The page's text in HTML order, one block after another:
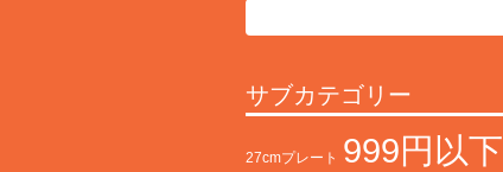
サブカテゴリー
27cmプレート 999円以下